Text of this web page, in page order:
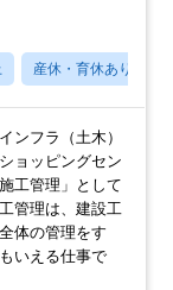
産休・育休あり
ンフラ（土木）
ョッピングセン
工管理」として
管理は、建設工
体の管理をす
いえる仕事で